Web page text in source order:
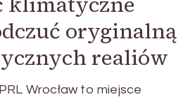
oryginalną
realiów
Wrocław to miejsce